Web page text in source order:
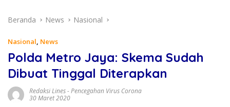
Beranda News Nasional
Nasional, News
Polda Metro Jaya: Skema Sudah
Dibuat Tinggal Diterapkan
Redaksi Lines-Pencegahan Virus Corona
30 Maret 2020